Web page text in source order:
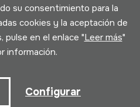
su consentimiento para la
cookies y la aceptación de
pulse en el enlace "Leer más"
información.
Configurar